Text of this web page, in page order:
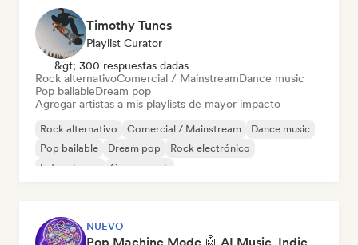
Timothy Tunes
Playlist Curator
&gt; 300 respuestas dadas
Rock alternativoComercial / MainstreamDance music
Pop bailableDream pop
Agregar artistas a mis playlists de mayor impacto
Rock alternativo Comercial / Mainstream
Dance music
Pop bailable
Dream pop
Rock electrónico
Future house
Garage rock
NUEVO